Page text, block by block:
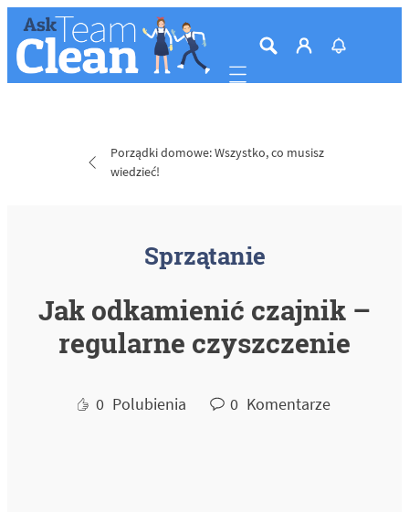
Mobile navigation
Porządki domowe: Wszystko, co musisz
wiedzieć!
Sprzątanie
Jak odkamienić czajnik –
regularne czyszczenie
0 Polubienia 0 Komentarze